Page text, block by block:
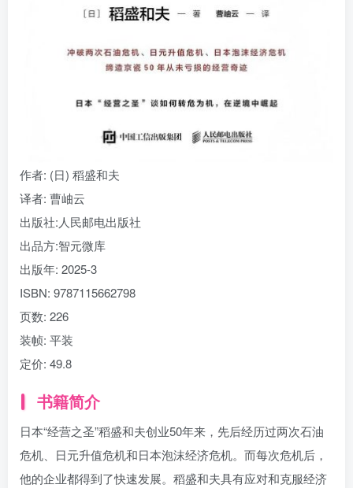
作者: (日) 稻盛和夫
译者: 曹岫云
出版社:人民邮电出版社
出品方:智元微库
出版年: 2025-3
ISBN: 9787115662798
页数: 226
装帧: 平装
定价: 49.8
书籍简介
日本“经营之圣”稻盛和夫创业50年来，先后经历过两次石油
危机、日元升值危机和日本泡沫经济危机。而每次危机后，
他的企业都得到了快速发展。稻盛和夫具有应对和克服经济